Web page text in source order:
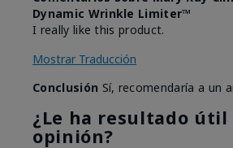
Dynamic Wrinkle Limiter™
I really like this product.
Mostrar Traducción
Conclusión Sí, recomendaría a un
¿Le ha resultado útil
opinión?